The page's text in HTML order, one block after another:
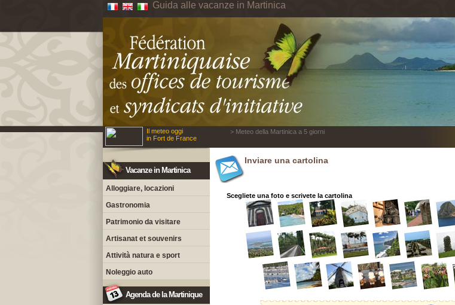
Guida alle vacanze in Martinica
Il meteo oggi
in Fort de France
> Meteo della Martinica a 5 giorni
Vacanze in Martinica
Alloggiare, locazioni
Gastronomia
Patrimonio da visitare
Artisanat et souvenirs
Attività natura e sport
Noleggio auto
Agenda de la Martinique
Inviare una cartolina
Scegliete una foto e scrivete la cartolina